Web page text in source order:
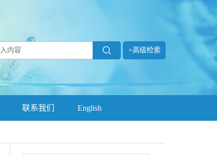
+高级检索
联系我们 English